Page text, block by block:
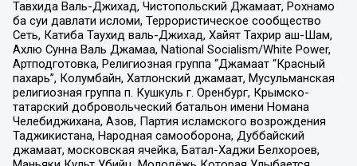
Тавхида Валь-Джихад, Чистопольский Джамаат, Рохнамо
ба суи давлати исломи, Террористическое сообщество
Сеть, Катиба Таухид валь-Джихад, Хайят Тахрир аш-Шам,
Ахлю Сунна Валь Джамаа, National Socialism/White Power,
Артподготовка, Религиозная группа “Джамаат “Красный
пахарь”, Колумбайн, Хатлонский джамаат, Мусульманская
религиозная группа п. Кушкуль г. Оренбург, Крымско-
татарский добровольческий батальон имени Номана
Челебиджихана, Азов, Партия исламского возрождения
Таджикистана, Народная самооборона, Дуббайский
джамаат, московская ячейка, Батал-Хаджи Белхороев,